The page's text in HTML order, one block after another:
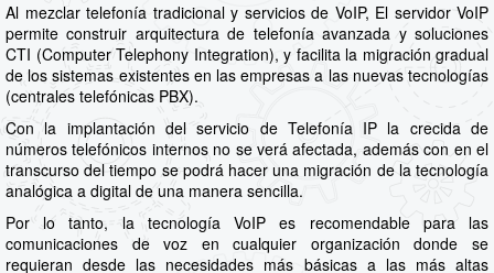
Al mezclar telefonía tradicional y servicios de VoIP, El servidor VoIP
permite construir arquitectura de telefonía avanzada y soluciones
CTI (Computer Telephony Integration), y facilita la migración gradual
de los sistemas existentes en las empresas a las nuevas tecnologías
(centrales telefónicas PBX).
Con la implantación del servicio de Telefonía IP la crecida de
números telefónicos internos no se verá afectada, además con en el
transcurso del tiempo se podrá hacer una migración de la tecnología
analógica a digital de una manera sencilla.
Por lo tanto, la tecnología VoIP es recomendable para las
comunicaciones de voz en cualquier organización donde se
requieran desde las necesidades más básicas a las más altas